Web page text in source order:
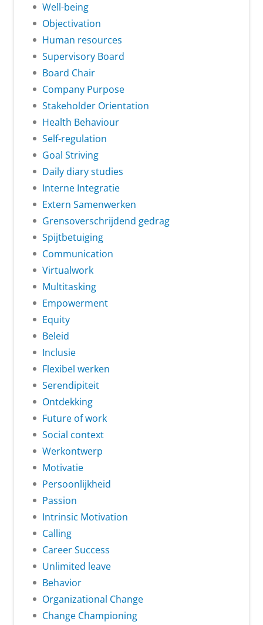
Well-being
Objectivation
Human resources
Supervisory Board
Board Chair
Company Purpose
Stakeholder Orientation
Health Behaviour
Self-regulation
Goal Striving
Daily diary studies
Interne Integratie
Extern Samenwerken
Grensoverschrijdend gedrag
Spijtbetuiging
Communication
Virtualwork
Multitasking
Empowerment
Equity
Beleid
Inclusie
Flexibel werken
Serendipiteit
Ontdekking
Future of work
Social context
Werkontwerp
Motivatie
Persoonlijkheid
Passion
Intrinsic Motivation
Calling
Career Success
Unlimited leave
Behavior
Organizational Change
Change Championing